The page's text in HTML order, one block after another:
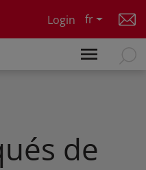
Login
fr
de